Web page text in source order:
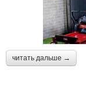
читать дальше →